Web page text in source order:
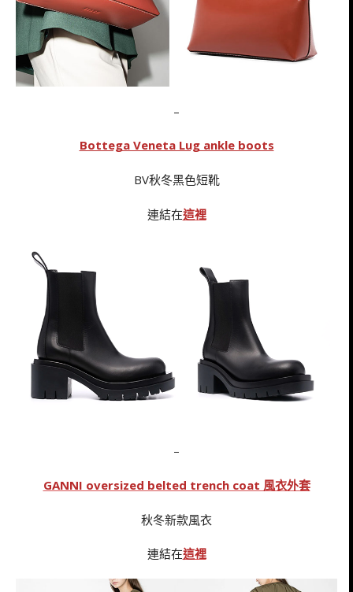
–
Bottega Veneta Lug ankle boots
BV秋冬黑色短靴
連結在這裡
–
GANNI oversized belted trench coat 風衣外套
秋冬新款風衣
連結在這裡